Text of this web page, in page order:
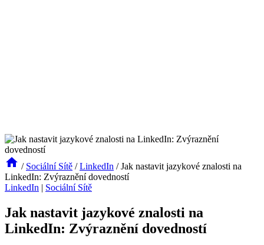
/ Sociální Sítě / LinkedIn / Jak nastavit jazykové znalosti na
LinkedIn: Zvýraznění dovedností
LinkedIn | Sociální Sítě
Jak nastavit jazykové znalosti na
LinkedIn: Zvýraznění dovedností